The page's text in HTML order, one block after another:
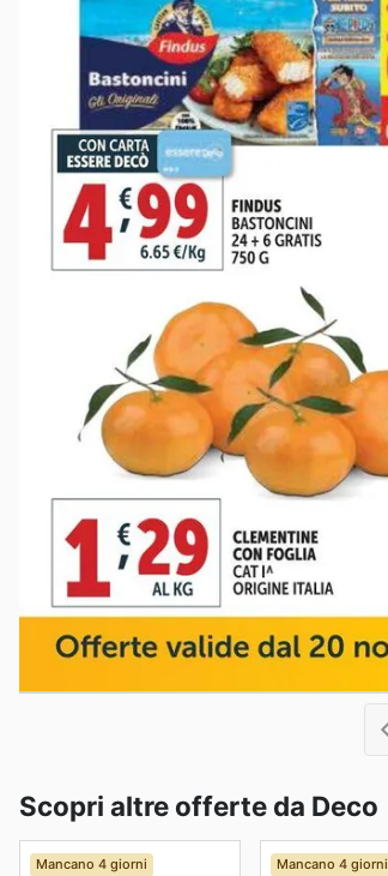
Scopri altre offerte da Deco
Mancano 4 giorni Mancano 4 giorni